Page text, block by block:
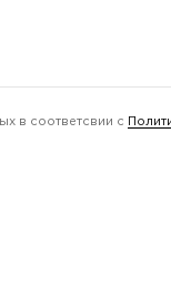
в соответсвии с